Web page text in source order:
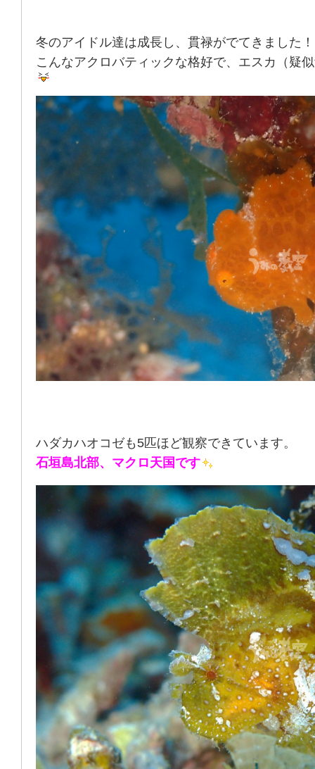
冬のアイドル達は成長し、貫禄がでてきました！
こんなアクロバティックな格好で、エスカ（疑
ハダカハオコゼも5匹ほど観察できています。
石垣島北部、マクロ天国です